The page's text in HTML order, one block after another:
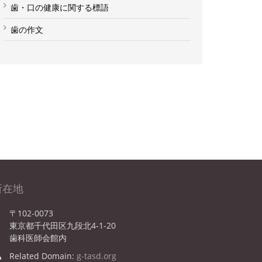
歯・口の健康に関する標語
歯の作文
在地
〒102-0073
東京都千代田区九段北4-1-20
歯科医師会館内
Related Domain: g-tasd.org